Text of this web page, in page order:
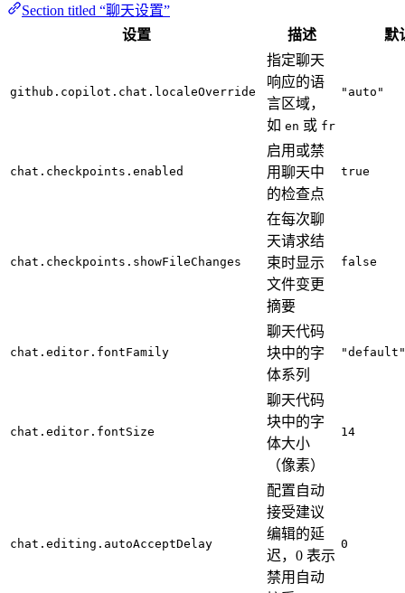
Section titled “聊天设置”
设置
描述 默
github.copilot.chat.localeOverride
指定聊天
响应的语
言区域，
如 en 或 fr
"auto"
chat.checkpoints.enabled
启用或禁
用聊天中
的检查点
true
chat.checkpoints.showFileChanges
在每次聊
天请求结
束时显示
文件变更
摘要
false
chat.editor.fontFamily
聊天代码
块中的字
体系列
"default"
chat.editor.fontSize
聊天代码
块中的字
体大小
（像素）
14
chat.editing.autoAcceptDelay
配置自动
接受建议
编辑的延
迟，0 表示
禁用自动
0